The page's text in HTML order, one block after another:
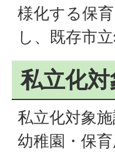
様化する保
し、既存市
私立化
私立化対象
幼稚園・保